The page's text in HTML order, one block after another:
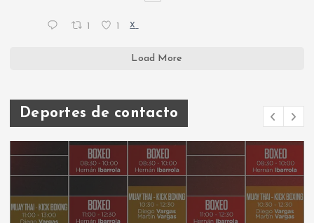
X
Load More
Deportes de contacto